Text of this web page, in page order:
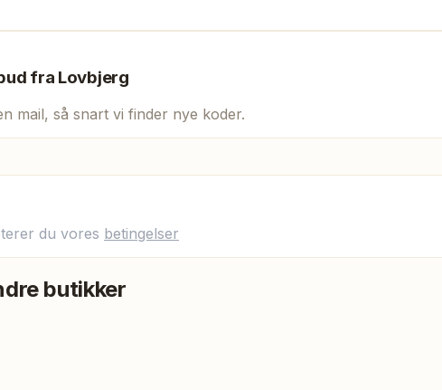
fra Lovbjerg
mail, så snart vi finder nye koder.
du vores betingelser
butikker